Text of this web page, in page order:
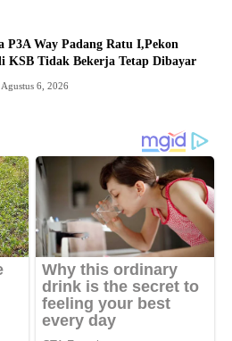
P3A Way Padang Ratu I,Pekon
KSB Tidak Bekerja Tetap Dibayar
Agustus 6, 2026